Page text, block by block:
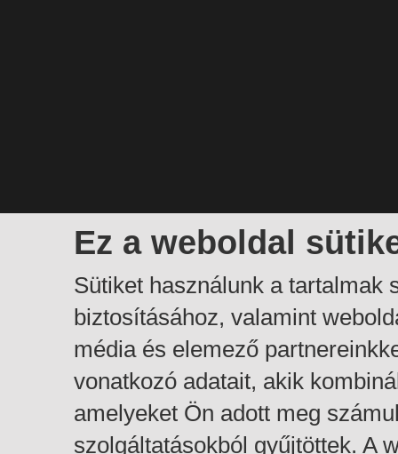
Ez a weboldal
Sütiket használunk a tartalmak
biztosításához, valamint
média és elemező
vonatkozó adatait, akik
amelyeket Ön adott meg
szolgáltatásokból gyűjtöttek. A